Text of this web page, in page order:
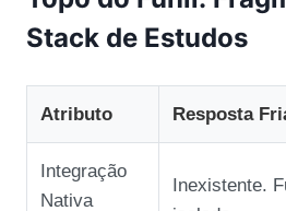
Stack de Estudos
Atributo Resposta
Integração
Nativa
Inexistente.